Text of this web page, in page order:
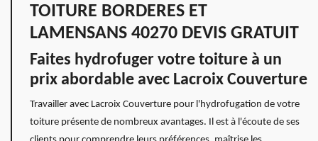
TOITURE BORDERES ET
LAMENSANS 40270 DEVIS GRATUIT
Faites hydrofuger votre toiture à un
prix abordable avec Lacroix Couverture
Travailler avec Lacroix Couverture pour l'hydrofugation de votre
toiture présente de nombreux avantages. Il est à l'écoute de ses